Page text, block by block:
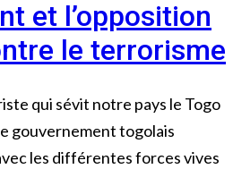
et l’opposition
le terrorisme
qui sévit notre pays le Togo
gouvernement togolais
les différentes forces vives